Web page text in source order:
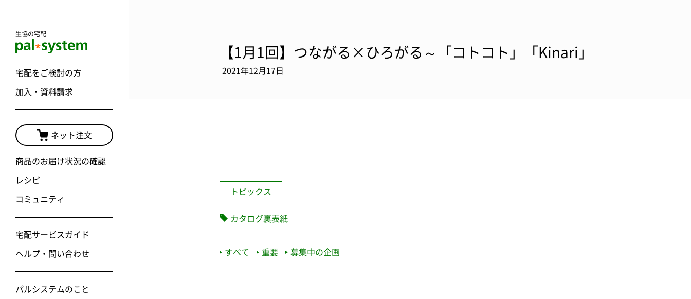
生協の宅配
宅配をご検討の方
加入・資料請求
ネット注文
商品のお届け状況の確認
レシピ
コミュニティ
宅配サービスガイド
ヘルプ・問い合わせ
パルシステムのこと
【1月1回】つながる×ひろがる～「コトコト」「Kinari」
2021年12月17日
トピックス
カタログ裏表紙
すべて 重要 募集中の企画